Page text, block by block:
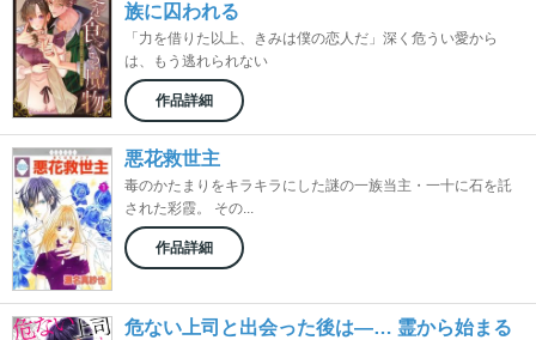
族に囚われる
「力を借りた以上、きみは僕の恋人だ」深く危うい愛から
は、もう逃れられない
作品詳細
悪花救世主
毒のかたまりをキラキラにした謎の一族当主・一十に石を託
された彩霞。 その...
作品詳細
危ない上司と出会った後は―… 霊から始まる